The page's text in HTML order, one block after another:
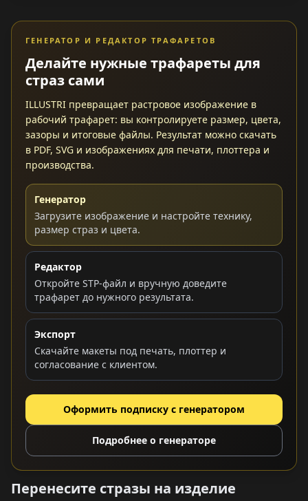
ГЕНЕРАТОР И РЕДАКТОР ТРАФАРЕТОВ
Делайте нужные трафареты для
страз сами
ILLUSTRI превращает растровое изображение в
рабочий трафарет: вы контролируете размер, цвета,
зазоры и итоговые файлы. Результат можно скачать
в PDF, SVG и изображениях для печати, плоттера и
производства.
Генератор
Загрузите изображение и настройте технику,
размер страз и цвета.
Редактор
Откройте STP-файл и вручную доведите
трафарет до нужного результата.
Экспорт
Скачайте макеты под печать, плоттер и
согласование с клиентом.
Оформить подписку с генератором
Подробнее о генераторе
Перенесите стразы на изделие